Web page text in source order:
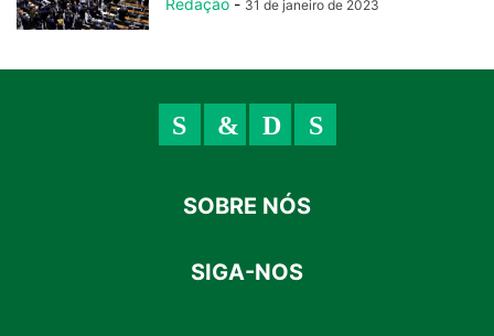
Redação - 31 de janeiro de 2023
SOBRE NÓS
SIGA-NOS